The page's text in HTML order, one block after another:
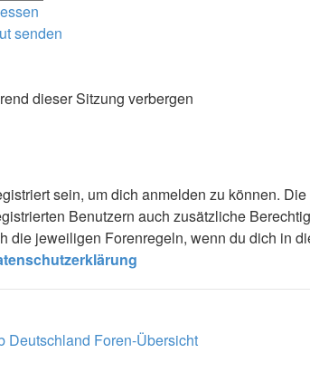
senden
dieser Sitzung verbergen
sein, um dich anmelden zu können.
Benutzern auch zusätzliche
die jeweiligen Forenregeln, wenn du dich in
Deutschland Foren-Übersicht